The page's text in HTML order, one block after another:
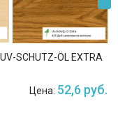
ÖL EXTRA
Цена: 52,6 руб.